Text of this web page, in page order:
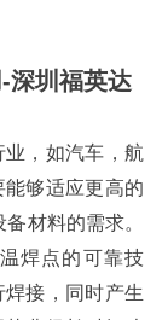
深圳福英达
，如汽车，航
够适应更高的
材料的需求。
焊点的可靠技
接，同时产生